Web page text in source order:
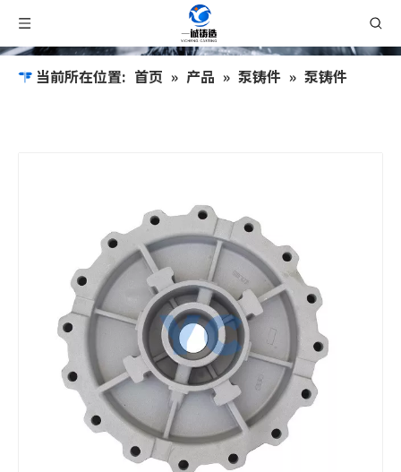
当前所在位置: 首页 » 产品 » 泵铸件 » 泵铸件